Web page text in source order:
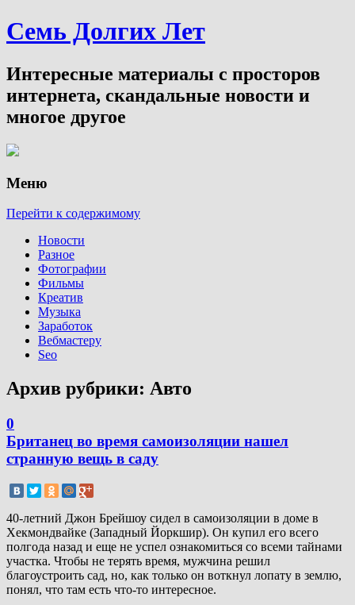
Семь Долгих Лет
Интересные материалы с просторов
интернета, скандальные новости и
многое другое
Меню
Перейти к содержимому
Новости
Разное
Фотографии
Фильмы
Креатив
Музыка
Заработок
Вебмастеру
Seo
Архив рубрики: Авто
0
Британец во время самоизоляции нашел
странную вещь в саду
40-летний Джон Брейшоу сидел в самоизоляции в доме в
Хекмондвайке (Западный Йоркшир). Он купил его всего
полгода назад и еще не успел ознакомиться со всеми тайнами
участка. Чтобы не терять время, мужчина решил
благоустроить сад, но, как только он воткнул лопату в землю,
понял, что там есть что-то интересное.